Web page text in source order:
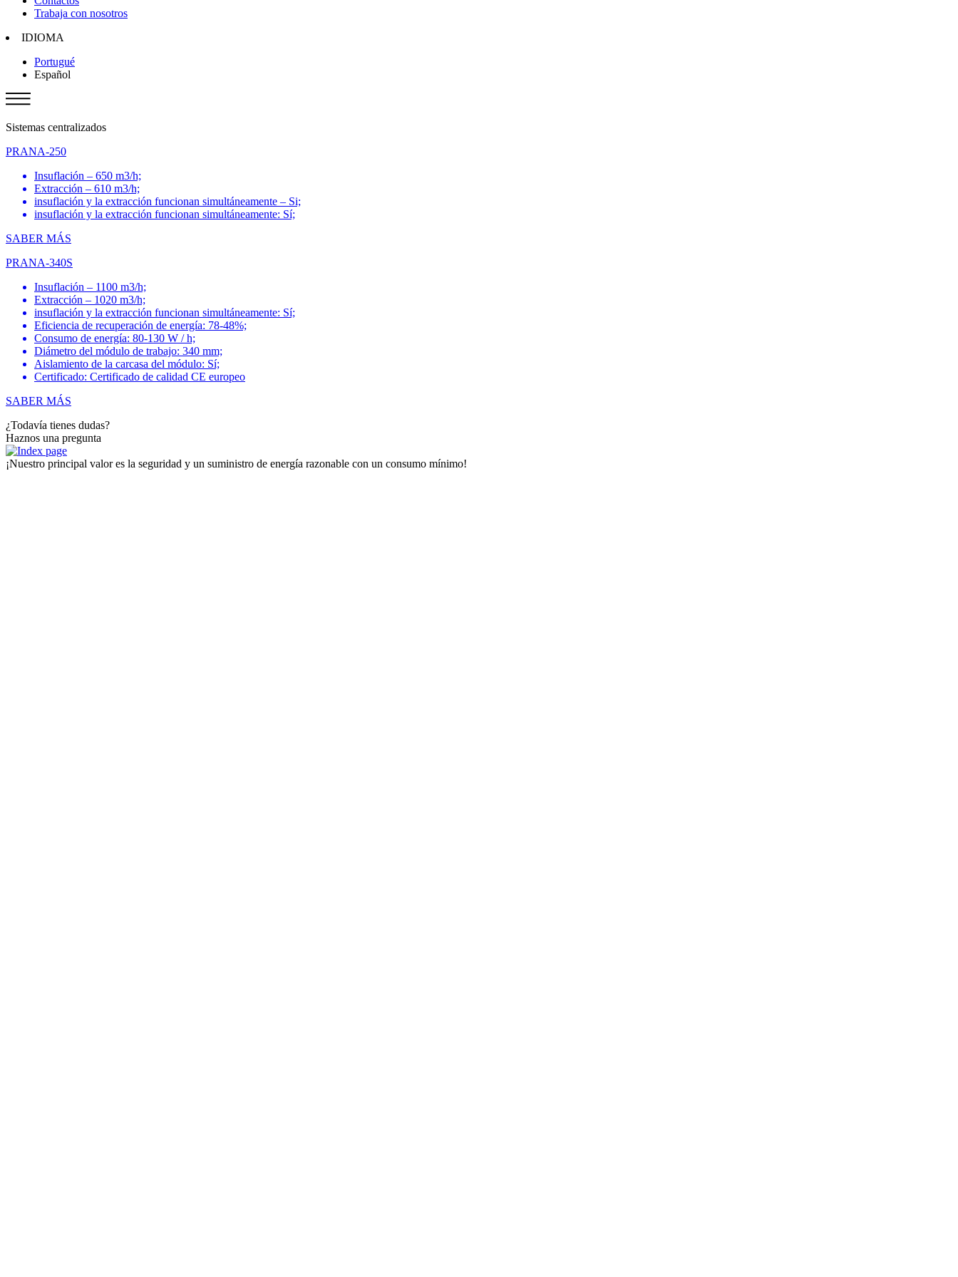
Trabaja con nosotros
IDIOMA
Portugué
Español
Sistemas centralizados
PRANA-250
Insuflación – 650 m3/h;
Extracción – 610 m3/h;
insuflación y la extracción funcionan simultáneamente – Si;
insuflación y la extracción funcionan simultáneamente: Sí;
SABER MÁS
PRANA-340S
Insuflación – 1100 m3/h;
Extracción – 1020 m3/h;
insuflación y la extracción funcionan simultáneamente: Sí;
Eficiencia de recuperación de energía: 78-48%;
Consumo de energía: 80-130 W / h;
Diámetro del módulo de trabajo: 340 mm;
Aislamiento de la carcasa del módulo: Sí;
Certificado: Certificado de calidad CE europeo
SABER MÁS
¿Todavía tienes dudas?
Haznos una pregunta
¡Nuestro principal valor es la seguridad y un suministro de energía razonable con un consumo mínimo!